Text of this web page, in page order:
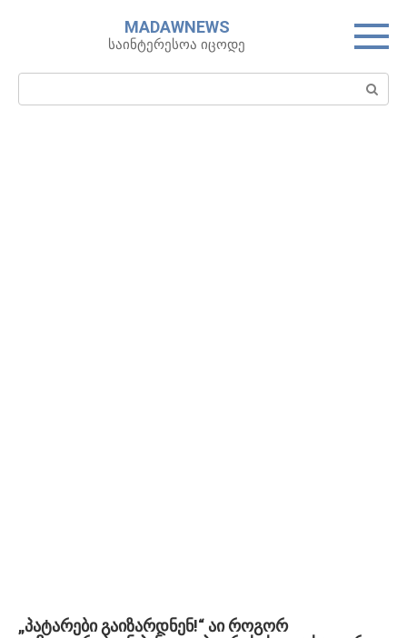
MADAWNEWS
საინტერესოა იცოდე
Search:
„პატარები გაიზარდნენ!“ აი როგორ